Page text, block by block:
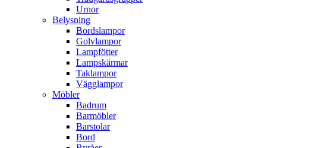
Urnor
Belysning
Bordslampor
Golvlampor
Lampfötter
Lampskärmar
Taklampor
Vägglampor
Möbler
Badrum
Barmöbler
Barstolar
Bord